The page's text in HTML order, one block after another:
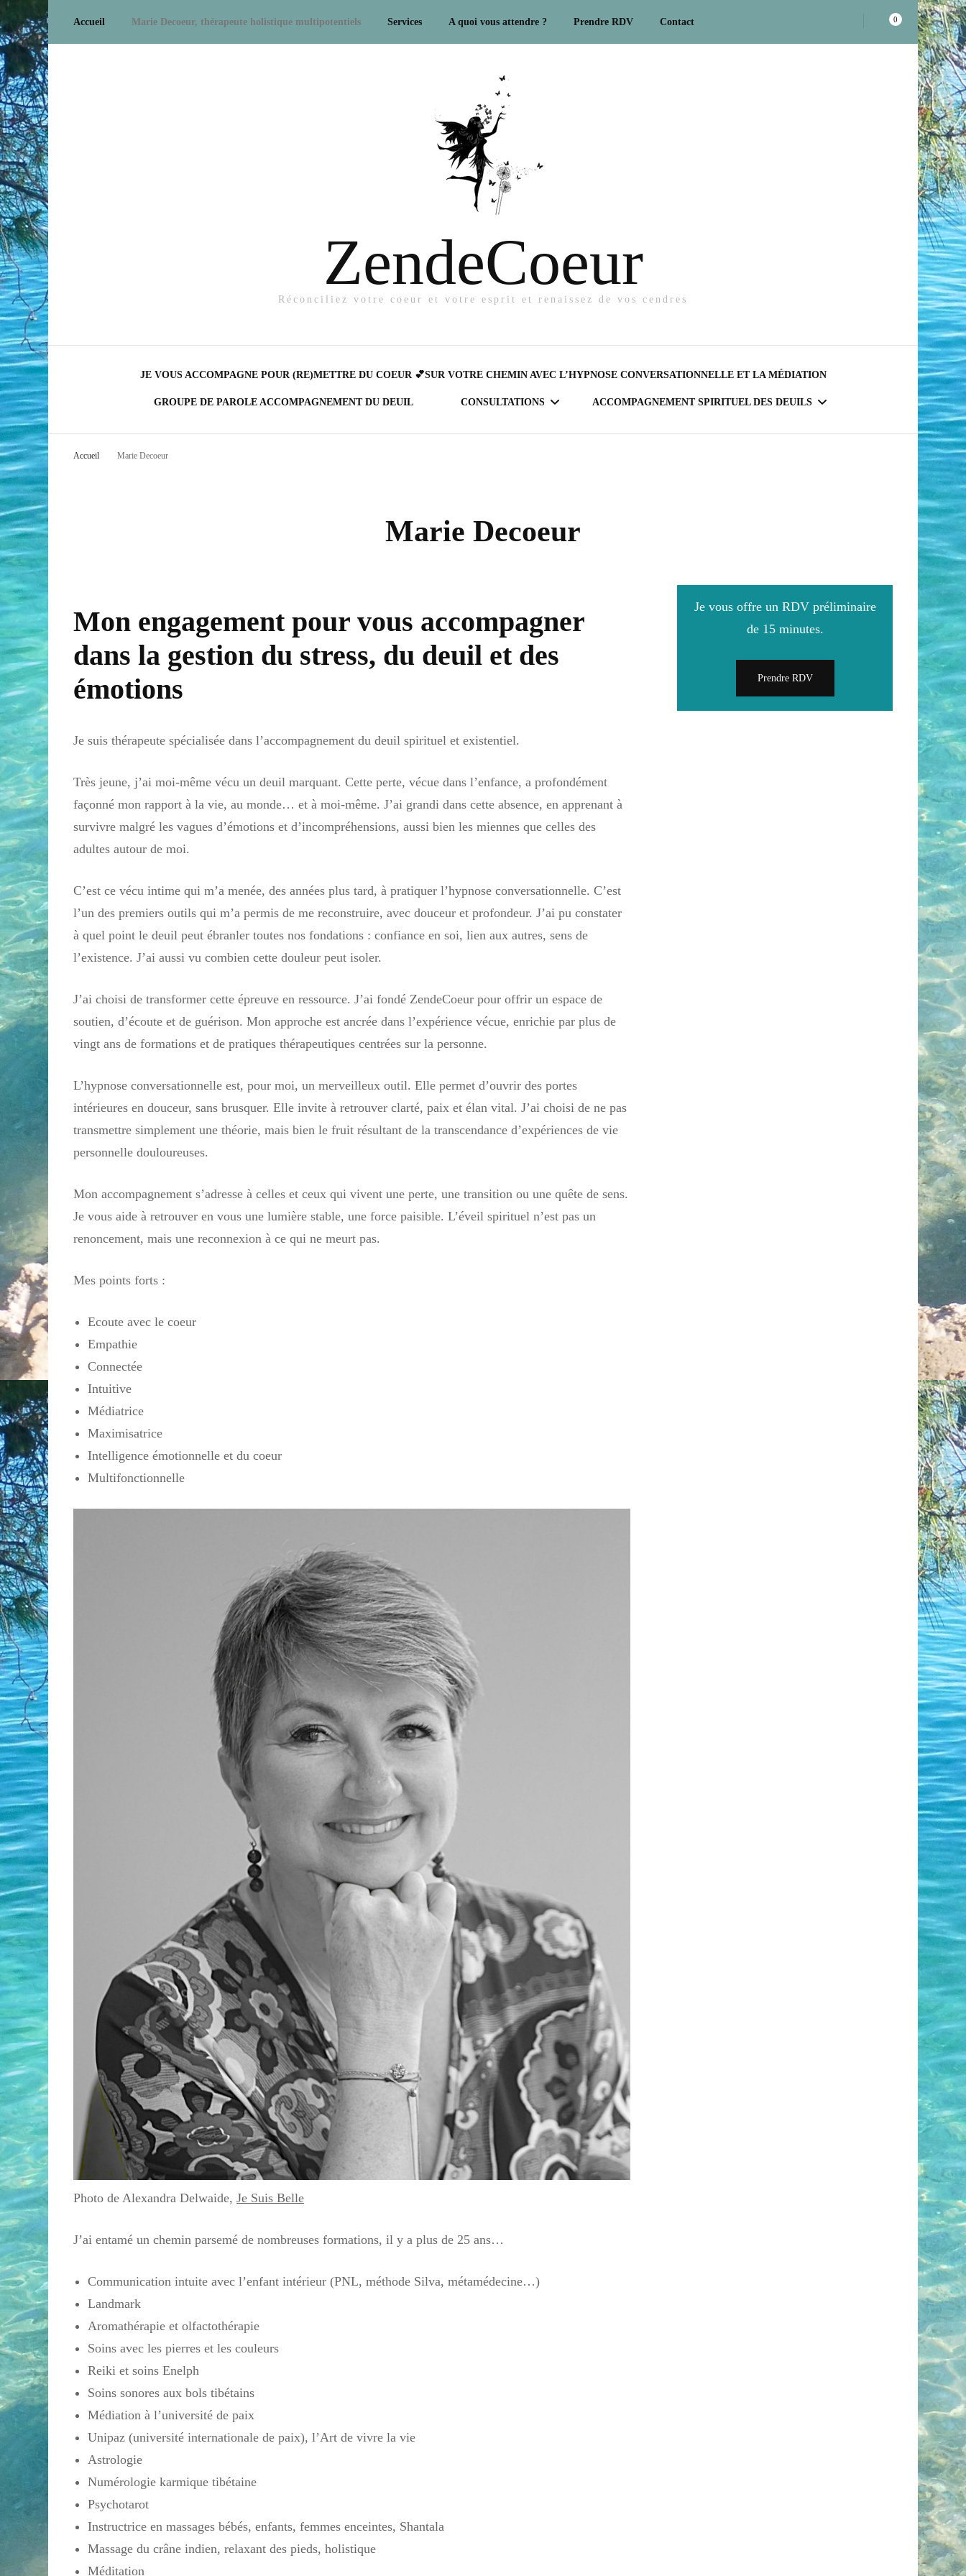
Accueil Marie Decoeur, thérapeute holistique multipotentiels Services A quoi vous attendre ? Prendre RDV Contact 0
ZendeCoeur
Réconciliez votre coeur et votre esprit et renaissez de vos cendres
JE VOUS ACCOMPAGNE POUR (RE)METTRE DU COEUR 💕SUR VOTRE CHEMIN AVEC L’HYPNOSE CONVERSATIONNELLE ET LA MÉDIATION
GROUPE DE PAROLE ACCOMPAGNEMENT DU DEUIL CONSULTATIONS
PSYCHOTAROT
ACCOMPAGNEMENT SPIRITUEL DES DEUILS
Accueil Marie Decoeur
Marie Decoeur
Mon engagement pour vous accompagner
dans la gestion du stress, du deuil et des
émotions
Je suis thérapeute spécialisée dans l’accompagnement du deuil spirituel et existentiel.
Très jeune, j’ai moi-même vécu un deuil marquant. Cette perte, vécue dans l’enfance, a profondément
façonné mon rapport à la vie, au monde… et à moi-même. J’ai grandi dans cette absence, en apprenant à
survivre malgré les vagues d’émotions et d’incompréhensions, aussi bien les miennes que celles des
adultes autour de moi.
C’est ce vécu intime qui m’a menée, des années plus tard, à pratiquer l’hypnose conversationnelle. C’est
l’un des premiers outils qui m’a permis de me reconstruire, avec douceur et profondeur. J’ai pu constater
à quel point le deuil peut ébranler toutes nos fondations : confiance en soi, lien aux autres, sens de
l’existence. J’ai aussi vu combien cette douleur peut isoler.
J’ai choisi de transformer cette épreuve en ressource. J’ai fondé ZendeCoeur pour offrir un espace de
soutien, d’écoute et de guérison. Mon approche est ancrée dans l’expérience vécue, enrichie par plus de
vingt ans de formations et de pratiques thérapeutiques centrées sur la personne.
L’hypnose conversationnelle est, pour moi, un merveilleux outil. Elle permet d’ouvrir des portes
intérieures en douceur, sans brusquer. Elle invite à retrouver clarté, paix et élan vital. J’ai choisi de ne pas
transmettre simplement une théorie, mais bien le fruit résultant de la transcendance d’expériences de vie
personnelle douloureuses.
Mon accompagnement s’adresse à celles et ceux qui vivent une perte, une transition ou une quête de sens.
Je vous aide à retrouver en vous une lumière stable, une force paisible. L’éveil spirituel n’est pas un
renoncement, mais une reconnexion à ce qui ne meurt pas.
Mes points forts :
Ecoute avec le coeur
Empathie
Connectée
Intuitive
Médiatrice
Maximisatrice
Intelligence émotionnelle et du coeur
Multifonctionnelle
Photo de Alexandra Delwaide, Je Suis Belle
J’ai entamé un chemin parsemé de nombreuses formations, il y a plus de 25 ans…
Communication intuite avec l’enfant intérieur (PNL, méthode Silva, métamédecine…)
Landmark
Aromathérapie et olfactothérapie
Soins avec les pierres et les couleurs
Reiki et soins Enelph
Soins sonores aux bols tibétains
Médiation à l’université de paix
Unipaz (université internationale de paix), l’Art de vivre la vie
Astrologie
Numérologie karmique tibétaine
Psychotarot
Instructrice en massages bébés, enfants, femmes enceintes, Shantala
Massage du crâne indien, relaxant des pieds, holistique
Méditation
Je vous offre un RDV préliminaire
de 15 minutes.
Prendre RDV